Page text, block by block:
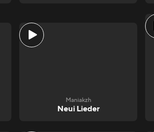
Maniakzh
Neui Lieder